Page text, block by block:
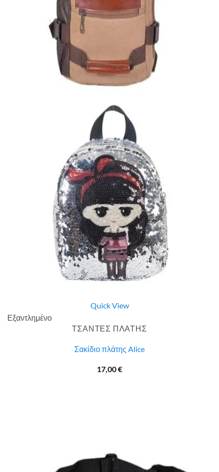
Quick View
Εξαντλημένο
Σακίδιο από καμβά
35,00€
Quick View
Εξαντλημένο
ΤΣΑΝΤΕΣ ΠΛΑΤΗΣ
Σακίδιο πλάτης Alice
17,00€